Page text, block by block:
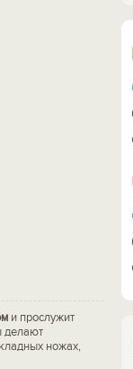
и прослужит
делают
ножах,